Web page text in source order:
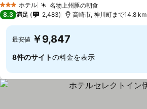
3 ホテルのランク
ホテル 名物上州豚の朝食
8.3 満足 2,483 高崎市, 神川町まで14.8 km
最安値 ￥9,847
8件のサイトの料金を表示